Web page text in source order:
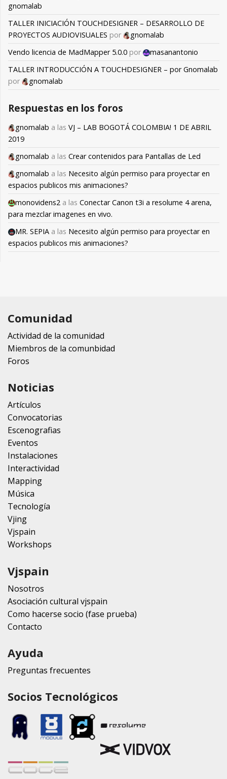
gnomalab
TALLER INICIACIÓN TOUCHDESIGNER – DESARROLLO DE
PROYECTOS AUDIOVISUALES por
gnomalab
Vendo licencia de MadMapper 5.0.0 por
masanantonio
TALLER INTRODUCCIÓN A TOUCHDESIGNER – por Gnomalab
por
gnomalab
Respuestas en los foros
gnomalab a las VJ – LAB BOGOTÁ COLOMBIA! 1 DE ABRIL
2019
gnomalab a las Crear contenidos para Pantallas de Led
gnomalab a las Necesito algún permiso para proyectar en
espacios publicos mis animaciones?
monovidens2 a las Conectar Canon t3i a resolume 4 arena,
para mezclar imagenes en vivo.
MR. SEPIA a las Necesito algún permiso para proyectar en
espacios publicos mis animaciones?
Comunidad
Actividad de la comunidad
Miembros de la comunbidad
Foros
Noticias
Artículos
Convocatorias
Escenografias
Eventos
Instalaciones
Interactividad
Mapping
Música
Tecnología
Vjing
Vjspain
Workshops
Vjspain
Nosotros
Asociación cultural vjspain
Como hacerse socio (fase prueba)
Contacto
Ayuda
Preguntas frecuentes
Socios Tecnológicos